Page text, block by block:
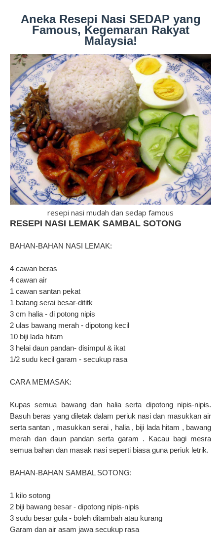
Aneka Resepi Nasi SEDAP yang
Famous, Kegemaran Rakyat
Malaysia!
resepi nasi mudah dan sedap famous
RESEPI NASI LEMAK SAMBAL SOTONG
BAHAN-BAHAN NASI LEMAK:
4 cawan beras
4 cawan air
1 cawan santan pekat
1 batang serai besar-dititk
3 cm halia - di potong nipis
2 ulas bawang merah - dipotong kecil
10 biji lada hitam
3 helai daun pandan- disimpul & ikat
1/2 sudu kecil garam - secukup rasa
CARA MEMASAK:
Kupas semua bawang dan halia serta dipotong nipis-nipis.
Basuh beras yang diletak dalam periuk nasi dan masukkan air
serta santan , masukkan serai , halia , biji lada hitam , bawang
merah dan daun pandan serta garam . Kacau bagi mesra
semua bahan dan masak nasi seperti biasa guna periuk letrik.
BAHAN-BAHAN SAMBAL SOTONG:
1 kilo sotong
2 biji bawang besar - dipotong nipis-nipis
3 sudu besar gula - boleh ditambah atau kurang
Garam dan air asam jawa secukup rasa